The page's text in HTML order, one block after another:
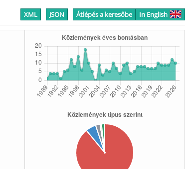
XML JSON Átlépés a keresőbe In English